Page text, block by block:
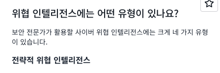
위협 인텔리전스에는 어떤 유형이 있나요?
보안 전문가가 활용할 사이버 위협 인텔리전스에는 크게 네 가지 유형
이 있습니다.
전략적 위협 인텔리전스